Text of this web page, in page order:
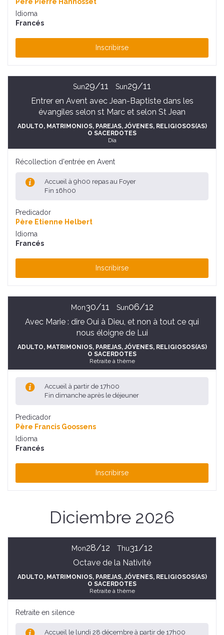
Idioma
Francés
Inscribirse
Sun29/11 Sun29/11
Entrer en Avent avec Jean-Baptiste dans les
évangiles selon st Marc et selon St Jean
ADULTO, MATRIMONIOS, PAREJAS, JÓVENES, RELIGIOSOS(AS)
O SACERDOTES
Día
Récollection d'entrée en Avent
Accueil à 9h00 repas au Foyer
Fin 16h00
Predicador
Père Etienne Helbert
Idioma
Francés
Inscribirse
Mon30/11 Sun06/12
Avec Marie : dire Oui à Dieu, et non à tout ce qui
nous éloigne de Lui
ADULTO, MATRIMONIOS, PAREJAS, JÓVENES, RELIGIOSOS(AS)
O SACERDOTES
Retraite à thème
Accueil à partir de 17h00
Fin dimanche après le déjeuner
Predicador
Père Francis Goossens
Idioma
Francés
Inscribirse
Diciembre 2026
Mon28/12 Thu31/12
Octave de la Nativité
ADULTO, MATRIMONIOS, PAREJAS, JÓVENES, RELIGIOSOS(AS)
O SACERDOTES
Retraite à thème
Retraite en silence
Accueil le lundi 28 décembre à partir de 17h00